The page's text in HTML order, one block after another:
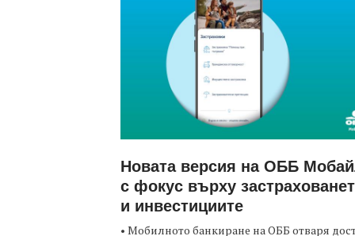
Новата версия на ОББ
с фокус върху
и инвестициите
• Мобилното банкиране на ОББ отваря